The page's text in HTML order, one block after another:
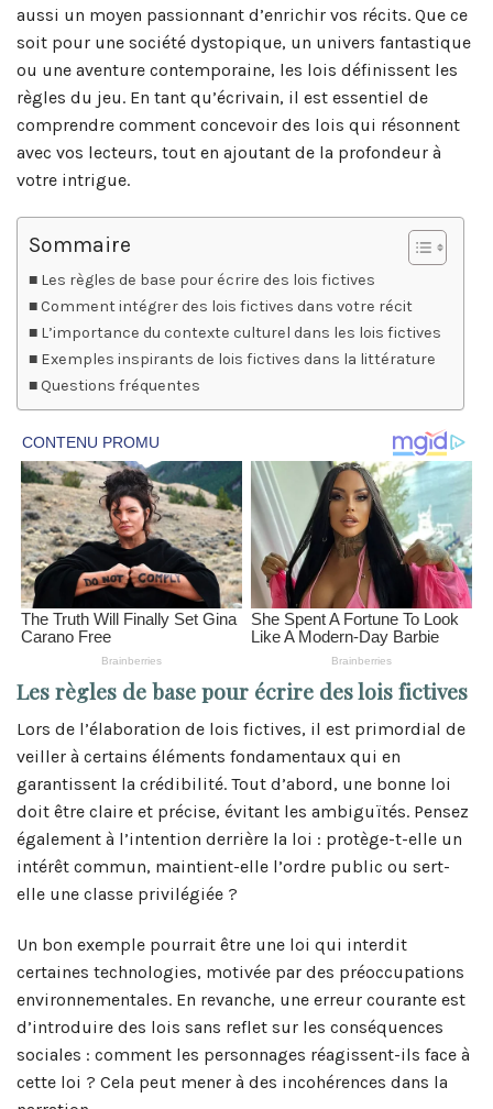
aussi un moyen passionnant d’enrichir vos récits. Que ce
soit pour une société dystopique, un univers fantastique
ou une aventure contemporaine, les lois définissent les
règles du jeu. En tant qu’écrivain, il est essentiel de
comprendre comment concevoir des lois qui résonnent
avec vos lecteurs, tout en ajoutant de la profondeur à
votre intrigue.
Sommaire
Les règles de base pour écrire des lois fictives
Comment intégrer des lois fictives dans votre récit
L’importance du contexte culturel dans les lois fictives
Exemples inspirants de lois fictives dans la littérature
Questions fréquentes
Les règles de base pour écrire des lois fictives
Lors de l’élaboration de lois fictives, il est primordial de
veiller à certains éléments fondamentaux qui en
garantissent la crédibilité. Tout d’abord, une bonne loi
doit être claire et précise, évitant les ambiguïtés. Pensez
également à l’intention derrière la loi : protège-t-elle un
intérêt commun, maintient-elle l’ordre public ou sert-
elle une classe privilégiée ?
Un bon exemple pourrait être une loi qui interdit
certaines technologies, motivée par des préoccupations
environnementales. En revanche, une erreur courante est
d’introduire des lois sans reflet sur les conséquences
sociales : comment les personnages réagissent-ils face à
cette loi ? Cela peut mener à des incohérences dans la